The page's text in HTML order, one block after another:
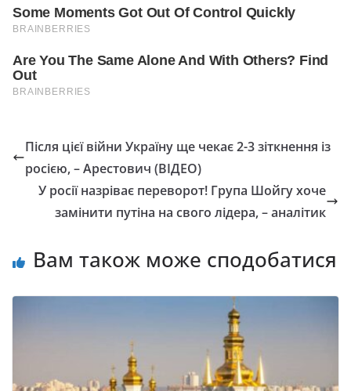
Після цієї війни Україну ще чекає 2-3 зіткнення із
росією, – Арестович (ВІДЕО)
У росії назріває переворот! Група Шойгу хоче
замінити путіна на свого лідера, – аналітик
Вам також може сподобатися